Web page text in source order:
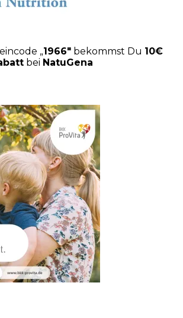
„1966″ bekommst Du 10€
bei NatuGena